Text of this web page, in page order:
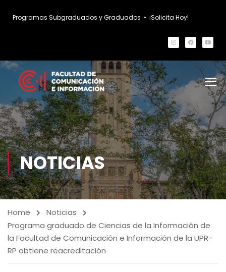
Programas Subgraduados y Graduados • ¡Solicita Hoy!
NOTICIAS
Home
Noticias
Programa graduado de Ciencias de la Información de
la Facultad de Comunicación e Información de la UPR-
RP obtiene reacreditación